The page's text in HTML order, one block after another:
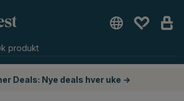
Deals: Nye deals hver uke →